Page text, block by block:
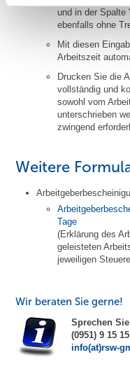
und in der Spalte
ebenfalls ohne
Mit diesen
Arbeitszeit
Drucken Sie die
vollständig und
sowohl vom
unterschrieben
zwingend
Weitere
Tage
(Erklärung des
geleisteten
jeweiligen
Wir beraten Sie gerne!
Sprechen
(0951) 9 15
info(at)rsw-